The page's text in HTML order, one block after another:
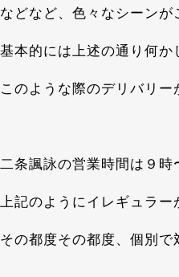
などなど、色々なシーンが
基本的には上述の通り何か
このような際のデリバリー
二条諷詠の営業時間は９時
上記のようにイレギュラー
その都度その都度、個別で